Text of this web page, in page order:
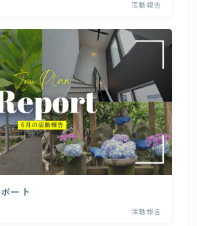
活動報告
ート
活動報告